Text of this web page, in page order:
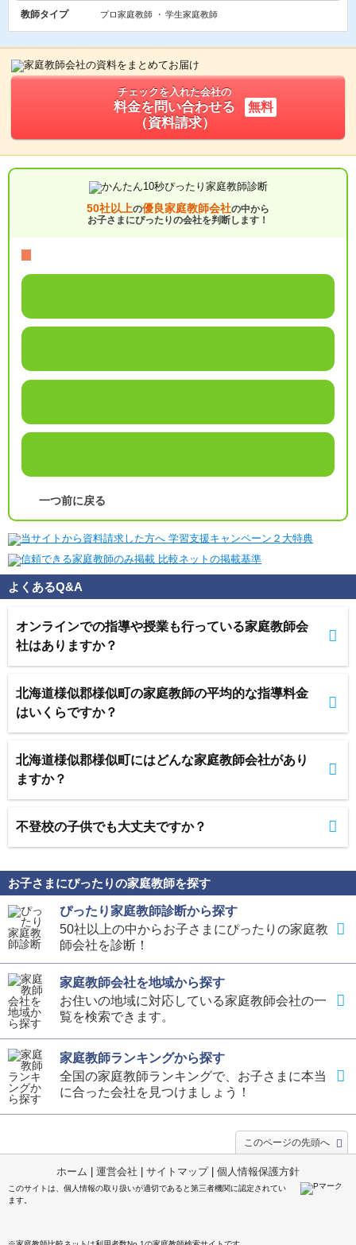
教師タイプ プロ家庭教師 学生家庭教師
チェックを入れた会社の
料金を問い合わせる
（資料請求）
無料
50社以上の優良家庭教師会社の中から
お子さまにぴったりの会社を判断します！
一つ前に戻る
よくあるQ&A
オンラインでの指導や授業も行っている家庭教師会
社はありますか？
北海道様似郡様似町の家庭教師の平均的な指導料金
はいくらですか？
北海道様似郡様似町にはどんな家庭教師会社があり
ますか？
不登校の子供でも大丈夫ですか？
お子さまにぴったりの家庭教師を探す
ぴったり家庭教師診断から探す
50社以上の中からお子さまにぴったりの家庭教
師会社を診断！
家庭教師会社を地域から探す
お住いの地域に対応している家庭教師会社の一
覧を検索できます。
家庭教師ランキングから探す
全国の家庭教師ランキングで、お子さまに本当
に合った会社を見つけましょう！
このページの先頭へ
ホーム 運営会社 サイトマップ| 個人情報保護方針
このサイトは、個人情報の取り扱いが適切であると第三者機関に認定されてい
ます。